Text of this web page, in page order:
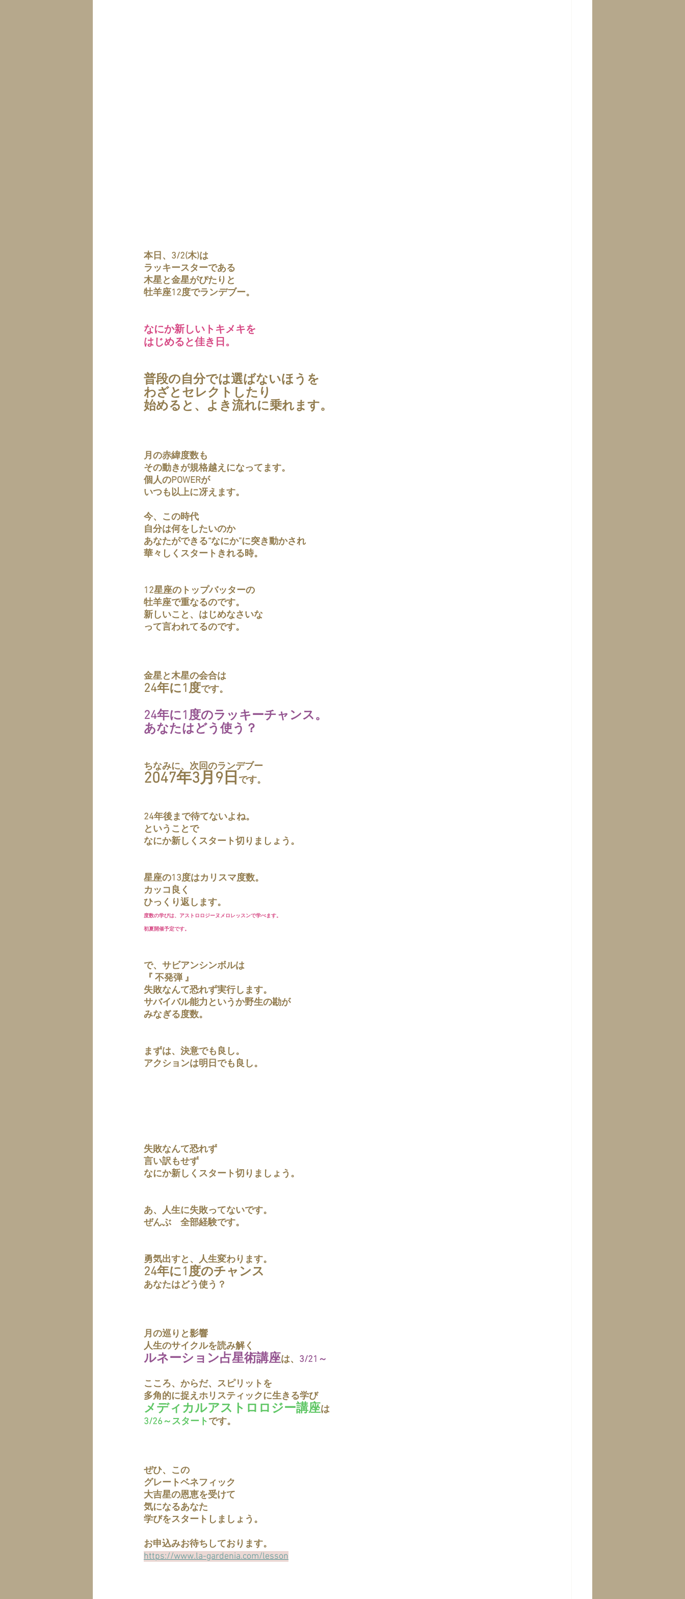
本日、3/2(木)は
ラッキースターである
木星と金星がぴたりと
牡羊座12度でランデブー。
なにか新しいトキメキを
はじめると佳き日。
普段の自分では選ばないほうを
わざとセレクトしたり
始めると、よき流れに乗れます。
月の赤緯度数も
その動きが規格越えになってます。
個人のPOWERが
いつも以上に冴えます。
今、この時代
自分は何をしたいのか
あなたができる“なにか”に突き動かされ
華々しくスタートきれる時。
12星座のトップバッターの
牡羊座で重なるのです。
新しいこと、はじめなさいな
って言われてるのです。
金星と木星の会合は
24年に1度です。
24年に1度のラッキーチャンス。
あなたはどう使う？
ちなみに、次回のランデブー
2047年3月9日 です。
24年後まで待てないよね。
ということで
なにか新しくスタート切りましょう。
星座の13度はカリスマ度数。
カッコ良く
ひっくり返します。
度数の学びは、アストロロジーヌメロレッスンで学べます。
初夏開催予定です。
で、サビアンシンボルは
『 不発弾 』
失敗なんて恐れず実行します。
サバイバル能力というか野生の勘が
みなぎる度数。
まずは、決意でも良し。
アクションは明日でも良し。
失敗なんて恐れず
言い訳もせず
なにか新しくスタート切りましょう。
あ、人生に失敗ってないです。
ぜんぶ　全部経験です。
勇気出すと、人生変わります。
24年に1度のチャンス
あなたはどう使う？
月の巡りと影響
人生のサイクルを読み解く
ルネーション占星術講座は、 3/21～
こころ、からだ、スピリットを
多角的に捉えホリスティックに生きる学び
メディカルアストロロジー講座は
3/26～スタートです。
ぜひ、この
グレートベネフィック
大吉星の恩恵を受けて
気になるあなた
学びをスタートしましょう。
お申込みお待ちしております。
https://www.la-gardenia.com/lesson